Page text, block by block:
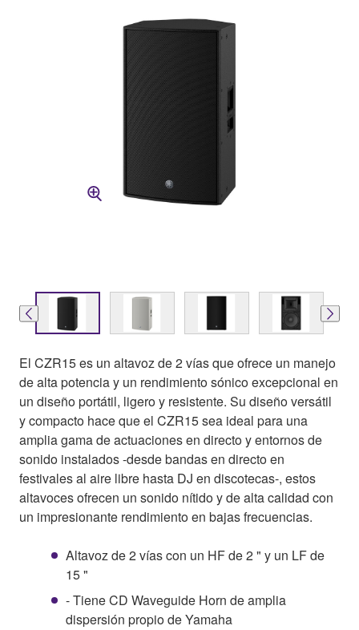
El CZR15 es un altavoz de 2 vías que ofrece un manejo
de alta potencia y un rendimiento sónico excepcional en
un diseño portátil, ligero y resistente. Su diseño versátil
y compacto hace que el CZR15 sea ideal para una
amplia gama de actuaciones en directo y entornos de
sonido instalados -desde bandas en directo en
festivales al aire libre hasta DJ en discotecas-, estos
altavoces ofrecen un sonido nítido y de alta calidad con
un impresionante rendimiento en bajas frecuencias.
Altavoz de 2 vías con un HF de 2 " y un LF de
15 "
- Tiene CD Waveguide Horn de amplia
dispersión propio de Yamaha